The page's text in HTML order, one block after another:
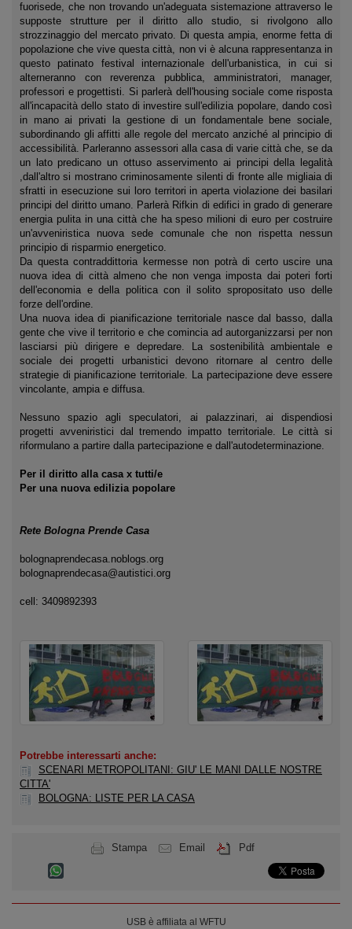
fuorisede, che non trovando un'adeguata sistemazione attraverso le
supposte strutture per il diritto allo studio, si rivolgono allo
strozzinaggio del mercato privato. Di questa ampia, enorme fetta di
popolazione che vive questa città, non vi è alcuna rappresentanza in
questo patinato festival internazionale dell'urbanistica, in cui si
alterneranno con reverenza pubblica, amministratori, manager,
professori e progettisti. Si parlerà dell'housing sociale come risposta
all'incapacità dello stato di investire sull'edilizia popolare, dando così
in mano ai privati la gestione di un fondamentale bene sociale,
subordinando gli affitti alle regole del mercato anziché al principio di
accessibilità. Parleranno assessori alla casa di varie città che, se da
un lato predicano un ottuso asservimento ai principi della legalità
,dall'altro si mostrano criminosamente silenti di fronte alle migliaia di
sfratti in esecuzione sui loro territori in aperta violazione dei basilari
principi del diritto umano. Parlerà Rifkin di edifici in grado di generare
energia pulita in una città che ha speso milioni di euro per costruire
un'avveniristica nuova sede comunale che non rispetta nessun
principio di risparmio energetico.
Da questa contraddittoria kermesse non potrà di certo uscire una
nuova idea di città almeno che non venga imposta dai poteri forti
dell'economia e della politica con il solito spropositato uso delle
forze dell'ordine.
Una nuova idea di pianificazione territoriale nasce dal basso, dalla
gente che vive il territorio e che comincia ad autorganizzarsi per non
lasciarsi più dirigere e depredare. La sostenibilità ambientale e
sociale dei progetti urbanistici devono ritornare al centro delle
strategie di pianificazione territoriale. La partecipazione deve essere
vincolante, ampia e diffusa.
Nessuno spazio agli speculatori, ai palazzinari, ai dispendiosi
progetti avveniristici dal tremendo impatto territoriale. Le città si
riformulano a partire dalla partecipazione e dall'autodeterminazione.
Per il diritto alla casa x tutti/e
Per una nuova edilizia popolare
Rete Bologna Prende Casa
bolognaprendecasa.noblogs.org
bolognaprendecasa@autistici.org
cell: 3409892393
Potrebbe interessarti anche:
SCENARI METROPOLITANI: GIU' LE MANI DALLE NOSTRE
CITTA'
BOLOGNA: LISTE PER LA CASA
Stampa Email Pdf
USB è affiliata al WFTU